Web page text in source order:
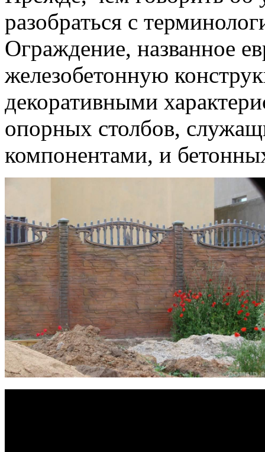
разобраться с
Ограждение, названное
железобетонную
декоративными
опорных столбов,
компонентами, и